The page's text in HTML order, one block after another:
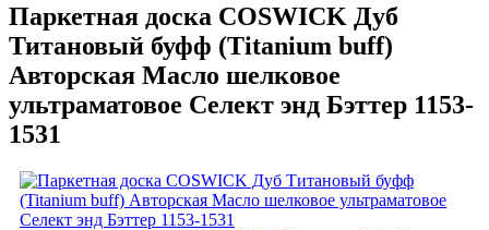
Паркетная доска COSWICK Дуб
Титановый буфф (Titanium buff)
Авторская Масло шелковое
ультраматовое Селект энд Бэттер 1153-
1531